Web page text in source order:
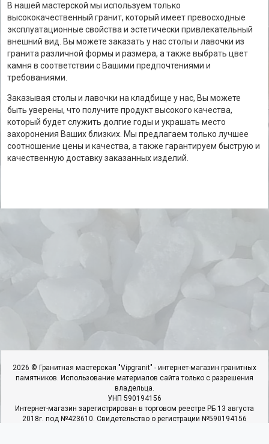
В нашей мастерской мы используем только
высококачественный гранит, который имеет превосходные
эксплуатационные свойства и эстетически привлекательный
внешний вид. Вы можете заказать у нас столы и лавочки из
гранита различной формы и размера, а также выбрать цвет
камня в соответствии с Вашими предпочтениями и
требованиями.
Заказывая столы и лавочки на кладбище у нас, Вы можете
быть уверены, что получите продукт высокого качества,
который будет служить долгие годы и украшать место
захоронения Ваших близких. Мы предлагаем только лучшее
соотношение цены и качества, а также гарантируем быструю и
качественную доставку заказанных изделий.
2026 © Гранитная мастерская "Vipgranit" - интернет-магазин гранитных
памятников. Использование материалов сайта только с разрешения
владельца.
УНП 590194156
Интернет-магазин зарегистрирован в торговом реестре РБ 13 августа
2018г. под №423610. Свидетельство о регистрации №590194156